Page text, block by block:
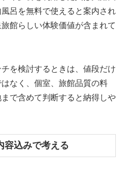
呂を無料で使えると案内され
館らしい体験価値が含まれて
を検討するときは、値段だけ
なく、個室、旅館品質の料
で含めて判断すると納得しや
容込みで考える